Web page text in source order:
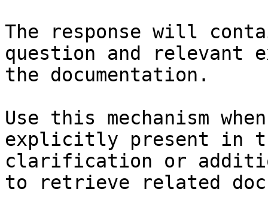
The response will
question and relevant
the documentation.
Use this mechanism
explicitly present in
clarification or